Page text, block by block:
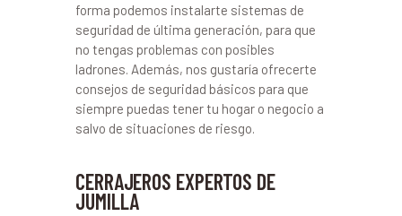
forma podemos instalarte sistemas de
seguridad de última generación, para que
no tengas problemas con posibles
ladrones. Además, nos gustaría ofrecerte
consejos de seguridad básicos para que
siempre puedas tener tu hogar o negocio a
salvo de situaciones de riesgo.
CERRAJEROS EXPERTOS DE
JUMILLA